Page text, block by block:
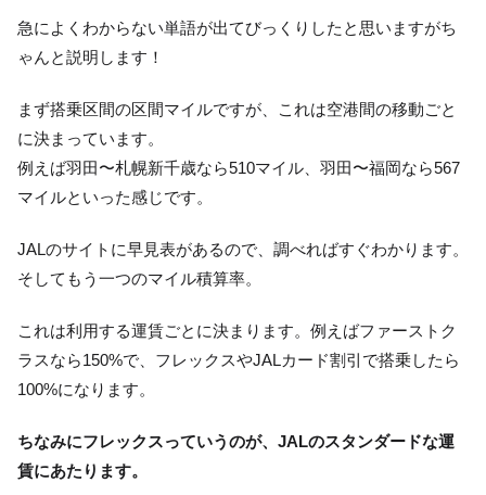
急によくわからない単語が出てびっくりしたと思いますがち
ゃんと説明します！
まず搭乗区間の区間マイルですが、これは空港間の移動ごと
に決まっています。
例えば羽田〜札幌新千歳なら510マイル、羽田〜福岡なら567
マイルといった感じです。
JALのサイトに早見表があるので、調べればすぐわかります。
そしてもう一つのマイル積算率。
これは利用する運賃ごとに決まります。例えばファーストク
ラスなら150%で、フレックスやJALカード割引で搭乗したら
100%になります。
ちなみにフレックスっていうのが、JALのスタンダードな運
賃にあたります。